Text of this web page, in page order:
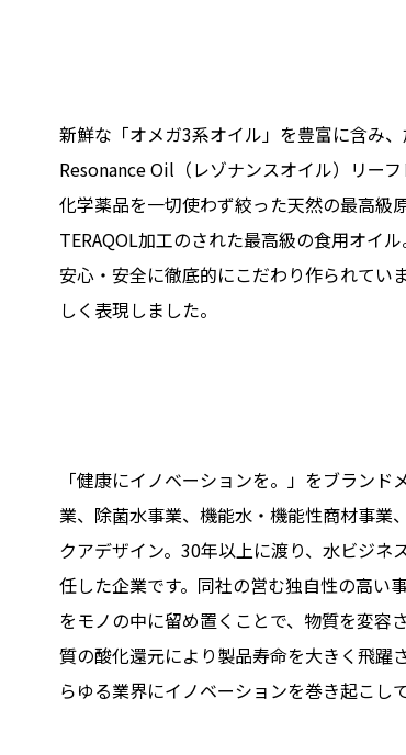
新鮮な「オメガ3系オイル」を豊富に含み
Resonance Oil（レゾナンスオイル）リー
化学薬品を一切使わず絞った天然の最高級
TERAQOL加工のされた最高級の食用オイ
安心・安全に徹底的にこだわり作られてい
しく表現しました。
「健康にイノベーションを。」をブラン
業、除菌水事業、機能水・機能性商材事業
クアデザイン。30年以上に渡り、水ビジ
任した企業です。同社の営む独自性の高い
をモノの中に留め置くことで、物質を変容
質の酸化還元により製品寿命を大きく飛躍
らゆる業界にイノベーションを巻き起こして